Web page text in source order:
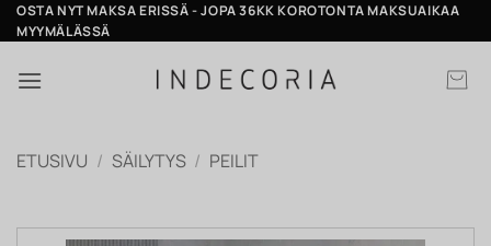
Skip
to
OSTA NYT MAKSA ERISSÄ - JOPA 36KK KOROTONTA MAKSUAIKAA
MYYMÄLÄSSÄ
ETUSIVU / SÄILYTYS / PEILIT